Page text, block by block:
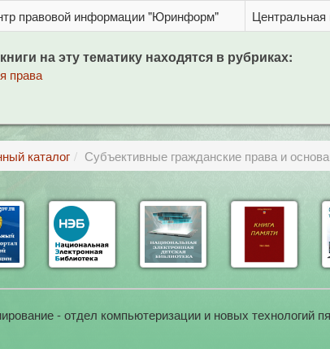
правовой информации "Юринформ" Центральная
на эту тематику находятся в рубриках:
права
каталог Субъективные гражданские права и
- отдел компьютеризации и новых технологий